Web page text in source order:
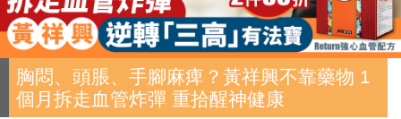
胸悶、頭脹、手腳麻痺？黃祥興不靠藥物 1
個月拆走血管炸彈 重拾醒神健康